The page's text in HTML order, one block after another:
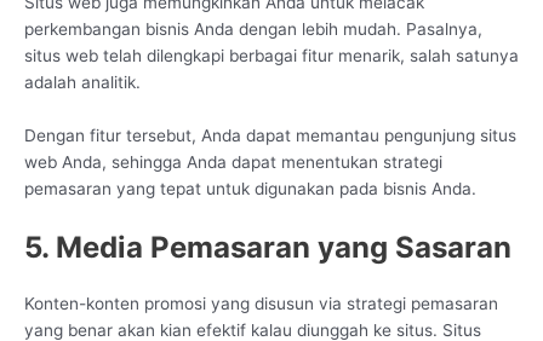
perkembangan bisnis Anda dengan lebih mudah. Pasalnya,
situs web telah dilengkapi berbagai fitur menarik, salah satunya
adalah analitik.
Dengan fitur tersebut, Anda dapat memantau pengunjung situs
web Anda, sehingga Anda dapat menentukan strategi
pemasaran yang tepat untuk digunakan pada bisnis Anda.
5. Media Pemasaran yang Sasaran
Konten-konten promosi yang disusun via strategi pemasaran
yang benar akan kian efektif kalau diunggah ke situs. Situs